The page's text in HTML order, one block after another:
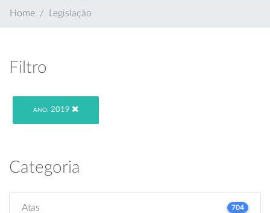
Home Legislação
Filtro
ANO: 2019
Categoria
Atas 704